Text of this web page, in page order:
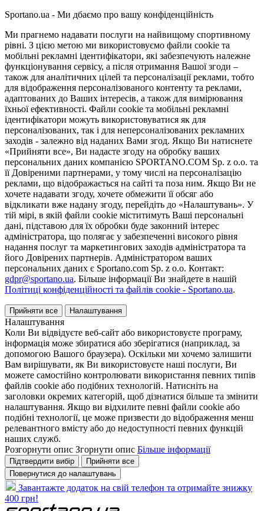
Sportano.ua - Ми дбаємо про вашу конфіденційність
Ми прагнемо надавати послуги на найвищому спортивному
рівні. З цією метою ми використовуємо файли cookie та
мобільні рекламні ідентифікатори, які забезпечують належне
функціонування сервісу, а після отримання Вашої згоди –
також для аналітичних цілей та персоналізації реклами, тобто
для відображення персоналізованого контенту та реклами,
адаптованих до Ваших інтересів, а також для вимірювання
їхньої ефективності. Файли cookie та мобільні рекламні
ідентифікатори можуть використовуватися як для
персоналізованих, так і для неперсоналізованих рекламних
заходів - залежно від наданих Вами згод. Якщо Ви натиснете
«Прийняти все», Ви надасте згоду на обробку ваших
персональних даних компанією SPORTANO.COM Sp. z o.o. та
її Довіреними партнерами, у тому числі на персоналізацію
реклами, що відображається на сайті та поза ним. Якщо Ви не
хочете надавати згоду, хочете обмежити її обсяг або
відкликати вже надану згоду, перейдіть до «Налаштувань». У
тій мірі, в якій файли cookie міститимуть Ваші персональні
дані, підставою для їх обробки буде законний інтерес
адміністратора, що полягає у забезпеченні високого рівня
надання послуг та маркетингових заходів адміністратора та
його Довірених партнерів. Адміністратором ваших
персональних даних є Sportano.com Sp. z o.o. Контакт:
gdpr@sportano.ua. Більше інформації Ви знайдете в нашій
Політиці конфіденційності та файлів cookie - Sportano.ua.
Прийняти все Налаштування
Налаштування
Коли Ви відвідуєте веб-сайт або використовуєте програму,
інформація може збиратися або зберігатися (наприклад, за
допомогою Вашого браузера). Оскільки ми хочемо залишити
Вам вирішувати, як Ви використовуєте наші послуги, Ви
можете самостійно контролювати використання певних типів
файлів cookie або подібних технологій. Натисніть на
заголовки окремих категорій, щоб дізнатися більше та змінити
налаштування. Якщо ви відхилите певні файли cookie або
подібні технології, це може призвести до відображення менш
релевантного вмісту або до недоступності певних функцій
наших служб.
Розгорнути опис Згорнути опис Більше інформації
Підтвердити вибір
Прийняти все
Повернутися до налаштувань
Завантажте додаток на свій телефон та отримайте знижку
400 грн!